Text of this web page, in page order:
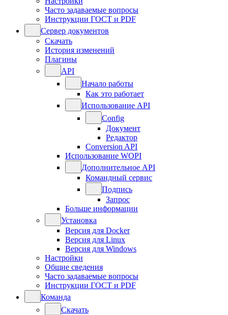
Часто задаваемые вопросы
Инструкции ГОСТ и PDF
Сервер документов
Скачать
История изменений
Плагины
API
Начало работы
Как это работает
Использование API
Config
Документ
Редактор
Conversion API
Использование WOPI
Дополнительное API
Командный сервис
Подпись
Запрос
Больше информации
Установка
Версия для Docker
Версия для Linux
Версия для Windows
Настройки
Общие сведения
Часто задаваемые вопросы
Инструкции ГОСТ и PDF
Команда
Скачать